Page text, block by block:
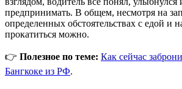
предпринимать. В общем, несмотря на
определенных обстоятельствах с едой и
прокатиться можно.
👉 Полезное по теме: Как сейчас
Бангкоке из РФ.